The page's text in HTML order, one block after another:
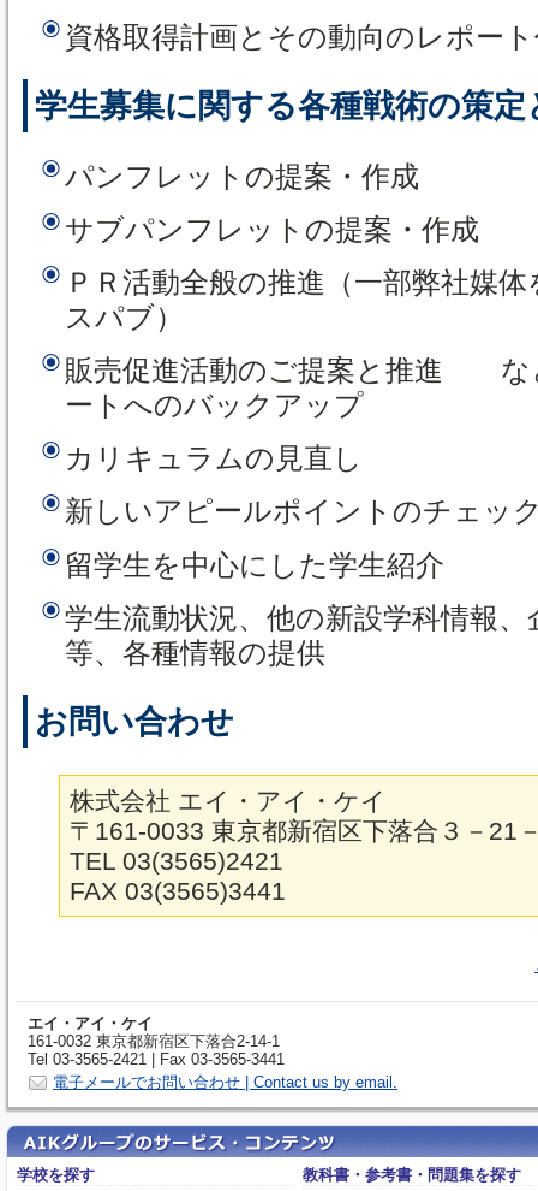
資格取得計画とその動向のレポー
学生募集に関する各種戦術の策定
パンフレットの提案・作成
サブパンフレットの提案・作成
ＰＲ活動全般の推進（一部弊社媒
スパブ）
販売促進活動のご提案と推進 な
ートへのバックアップ
カリキュラムの見直し
新しいアピールポイントのチェッ
留学生を中心にした学生紹介
学生流動状況、他の新設学科情報
等、各種情報の提供
お問い合わせ
株式会社 エイ・アイ・ケイ
〒161-0033 東京都新宿区下落合３－21
TEL 03(3565)2421
FAX 03(3565)3441
エイ・アイ・ケイ
161-0032 東京都新宿区下落合2-14-1
Tel 03-3565-2421 | Fax 03-3565-3441
電子メールでお問い合わせ | Contact us by email.
学校を探す
教科書・参考書・問題集を探す